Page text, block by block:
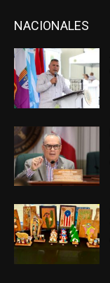
NACIONALES